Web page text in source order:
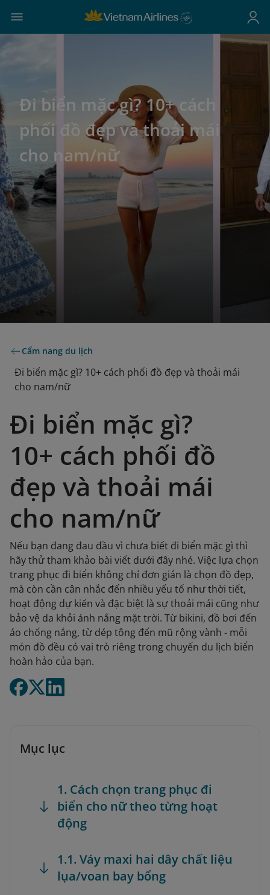
Đi biển mặc gì? 10+ cách
phối đồ đẹp và thoải mái
cho nam/nữ
Cẩm nang du lịch
Đi biển mặc gì? 10+ cách phối đồ đẹp và thoải mái
cho nam/nữ
Đi biển mặc gì?
10+ cách phối đồ
đẹp và thoải mái
cho nam/nữ
Nếu bạn đang đau đầu vì chưa biết đi biển mặc gì thì
hãy thử tham khảo bài viết dưới đây nhé. Việc lựa chọn
trang phục đi biển không chỉ đơn giản là chọn đồ đẹp,
mà còn cần cân nhắc đến nhiều yếu tố như thời tiết,
hoạt động dự kiến và đặc biệt là sự thoải mái cũng như
bảo vệ da khỏi ánh nắng mặt trời. Từ bikini, đồ bơi đến
áo chống nắng, từ dép tông đến mũ rộng vành - mỗi
món đồ đều có vai trò riêng trong chuyến du lịch biển
hoàn hảo của bạn.
Mục lục
1. Cách chọn trang phục đi
biển cho nữ theo từng hoạt
động
1.1. Váy maxi hai dây chất liệu
lụa/voan bay bổng